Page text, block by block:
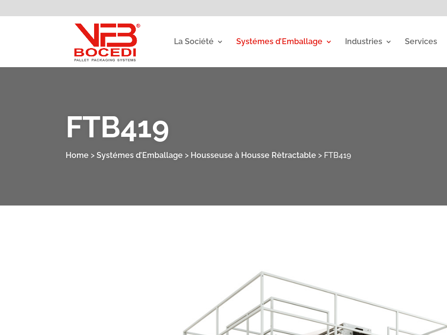
La Société Systémes d’Emballage Industries Services
FTB419
Home >Systémes d’Emballage > Housseuse à Housse Rètractable > FTB419